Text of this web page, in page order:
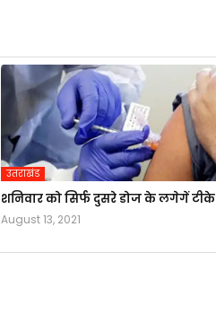
उतराखंड
शनिवार को सिर्फ दुसरे डोज के लगेगें टीके
August 13, 2021